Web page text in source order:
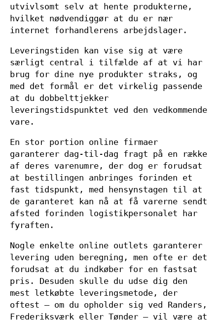
utvivlsomt selv at hente produkterne,
hvilket nødvendiggør at du er nær
internet forhandlerens arbejdslager.
Leveringstiden kan vise sig at være
særligt central i tilfælde af at vi har
brug for dine nye produkter straks, og
med det formål er det virkelig passende
at du dobbelttjekker
leveringstidspunktet ved den vedkommende
vare.
En stor portion online firmaer
garanterer dag-til-dag fragt på en række
af deres varenumre, der dog er forudsat
at bestillingen anbringes forinden et
fast tidspunkt, med hensynstagen til at
de garanteret kan nå at få varerne sendt
afsted forinden logistikpersonalet har
fyraften.
Nogle enkelte online outlets garanterer
levering uden beregning, men ofte er det
forudsat at du indkøber for en fastsat
pris. Desuden skulle du udse dig den
mest letkøbte leveringsmetode, der
oftest – om du opholder sig ved Randers,
Frederiksværk eller Tønder – vil være at